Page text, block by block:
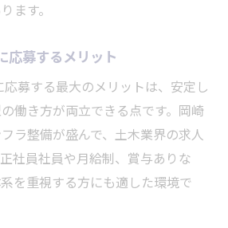
ます。
応募するメリット
募する最大のメリットは、安定し
働き方が両立できる点です。岡崎
ラ整備が盛んで、土木業界の求人
社員社員や月給制、賞与ありな
を重視する方にも適した環境で